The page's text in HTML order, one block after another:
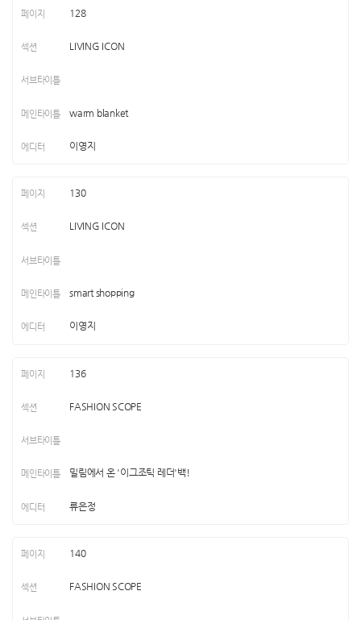
128
LIVING ICON
warm blanket
이영지
130
LIVING ICON
smart shopping
이영지
136
FASHION SCOPE
밀림에서 온 '이그조틱 레더'백!
류은정
140
FASHION SCOPE